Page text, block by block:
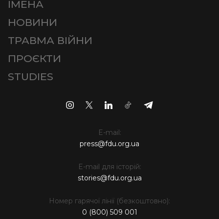
ІМЕНА
НОВИНИ
ТРАВМА ВІЙНИ
ПРОЄКТИ
STUDIES
E-mail:
press@fdu.org.ua
E-mail для історій:
stories@fdu.org.ua
Номер гарячої лінії (безкоштовно):
0 (800) 509 001